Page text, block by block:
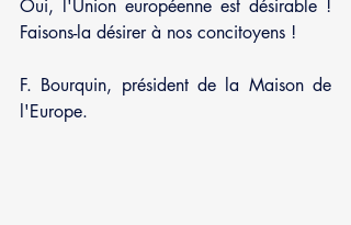
Oui, l'Union européenne est désirable !
Faisons-la désirer à nos concitoyens !
F. Bourquin, président de la Maison de
l'Europe.